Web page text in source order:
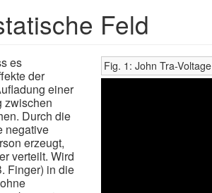
Feld
Fig. 1: John Tra-Voltage
es
der
einer
zwischen
Durch die
negative
erzeugt,
verteilt. Wird
Finger) in die